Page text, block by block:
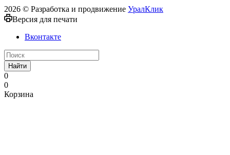
2026 © Разработка и продвижение УралКлик
Версия для печати
Вконтакте
Найти
0
0
Корзина